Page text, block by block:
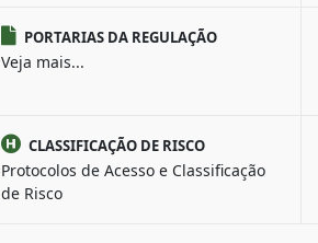
PORTARIAS DA REGULAÇÃO
Veja mais...
CLASSIFICAÇÃO DE RISCO
Protocolos de Acesso e Classificação
de Risco